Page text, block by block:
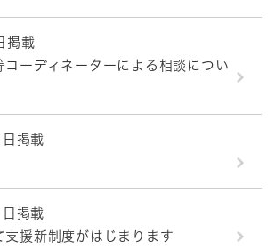
掲載
コーディネーターによる相談につい
掲載
掲載
支援新制度がはじまります